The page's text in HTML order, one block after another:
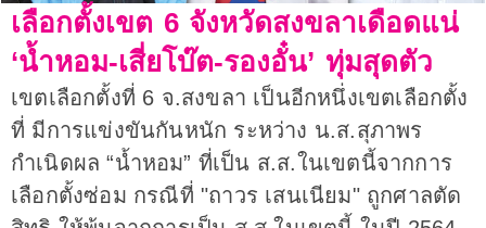
เลือกตั้งเขต 6 จังหวัดสงขลาเดือดแน่
‘น้ำหอม-เสี่ยโบ๊ต-รองอั๋น’ ทุ่มสุดตัว
เขตเลือกตั้งที่ 6 จ.สงขลา เป็นอีกหนึ่งเขตเลือกตั้ง
ที่ มีการแข่งขันกันหนัก ระหว่าง น.ส.สุภาพร
กำเนิดผล “น้ำหอม” ที่เป็น ส.ส.ในเขตนี้จากการ
เลือกตั้งซ่อม กรณีที่ "ถาวร เสนเนียม" ถูกศาลตัด